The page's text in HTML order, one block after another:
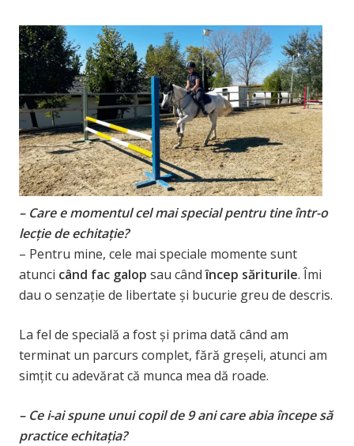
– Care e momentul cel mai special pentru tine într-o
lecție de echitație?
– Pentru mine, cele mai speciale momente sunt
atunci când fac galop sau cândîncep săriturile. Îmi
dau o senzație de libertate și bucurie greu de descris.
La fel de specială a fost și prima dată când am
terminat un parcurs complet, fără greșeli, atunci am
simțit cu adevărat că munca mea dă roade.
– Ce i-ai spune unui copil de 9 ani care abia începe să
practice echitația?